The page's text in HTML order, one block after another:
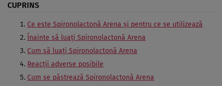
CUPRINS
Ce este Spironolactonă Arena şi pentru ce se utilizează
Înainte să luaţi Spironolactonă Arena
Cum să luaţi Spironolactonă Arena
Reacţii adverse posibile
Cum se păstrează Spironolactonă Arena